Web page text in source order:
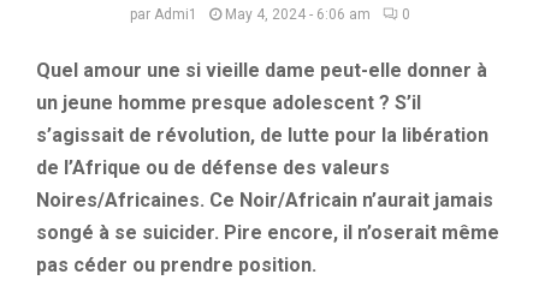
par Admi1 May 4, 2024 - 6:06 am 0
Quel amour une si vieille dame peut-elle donner à
un jeune homme presque adolescent ? S’il
s’agissait de révolution, de lutte pour la libération
de l’Afrique ou de défense des valeurs
Noires/Africaines. Ce Noir/Africain n’aurait jamais
songé à se suicider. Pire encore, il n’oserait même
pas céder ou prendre position.